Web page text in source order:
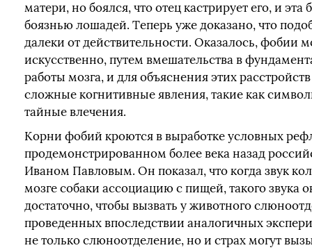
матери, но боялся, что отец кастрирует его, и
боязнью лошадей. Теперь уже доказано, что
далеки от действительности. Оказалось, фобии
искусственно, путем вмешательства в
работы мозга, и для объяснения этих
сложные когнитивные явления, такие как
тайные влечения.
Корни фобий кроются в выработке условных
продемонстрированном более века назад
Иваном Павловым. Он показал, что когда звук
мозге собаки ассоциацию с пищей, такого звука
достаточно, чтобы вызвать у животного
проведенных впоследствии аналогичных
не только слюноотделение, но и страх могут